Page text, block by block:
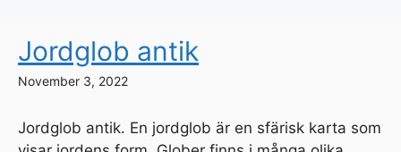
Jordglob antik
November 3, 2022
Jordglob antik. En jordglob är en sfärisk karta som